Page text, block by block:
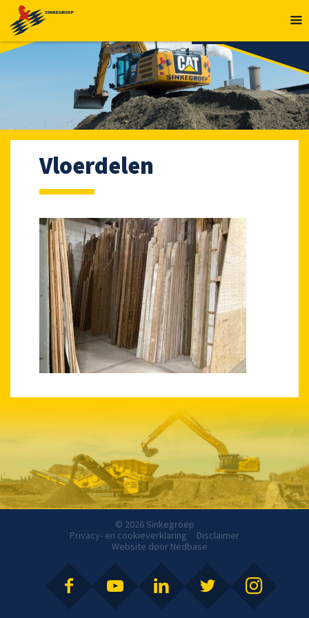
Vloerdelen
© 2026 Sinkegroep
Privacy- en cookieverklaring
Disclaimer
Website door Nedbase